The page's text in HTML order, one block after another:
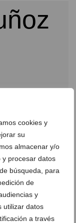
cookies y
su
almacenar y/o
y procesar datos
búsqueda, para
de
y
utilizar datos
a través
juega en La